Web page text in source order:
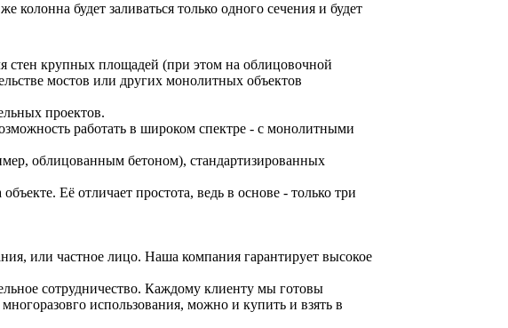
будет заливаться только одного сечения и будет
крупных площадей (при этом на облицовочной
мостов или других монолитных объектов
проектов.
работать в широком спектре - с монолитными
облицованным бетоном), стандартизированных
Её отличает простота, ведь в основе - только три
или частное лицо. Наша компания гарантирует высокое
сотрудничество. Каждому клиенту мы готовы
использования, можно и купить и взять в